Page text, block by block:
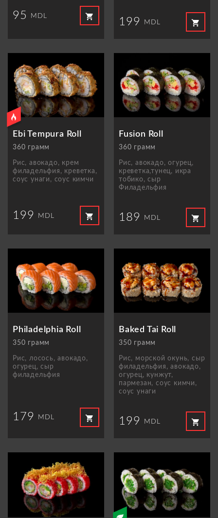
95 MDL shopping_cart 199 MDL shopping_cart
Ebi Tempura Roll
360 грамм
Рис, авокадо, крем
филадельфия, креветка,
соус унаги, соус кимчи
199 MDL shopping_cart
Fusion Roll
360 грамм
Рис, авокадо, огурец,
креветка,тунец, икра
тобико, сыр
Филадельфия
189 MDL shopping_cart
Philadelphia Roll
350 грамм
Рис, лосось, авокадо,
огурец, сыр
филадельфия
179 MDL shopping_cart
Baked Tai Roll
350 грамм
Рис, морской окунь, сыр
филадельфия, авокадо,
огурец, кунжут,
пармезан, соус кимчи,
соус унаги
199 MDL shopping_cart